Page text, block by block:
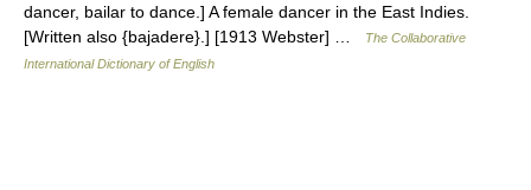
dancer, bailar to dance.] A female dancer in the East Indies.
[Written also {bajadere}.] [1913 Webster] …
The Collaborative
International Dictionary of English